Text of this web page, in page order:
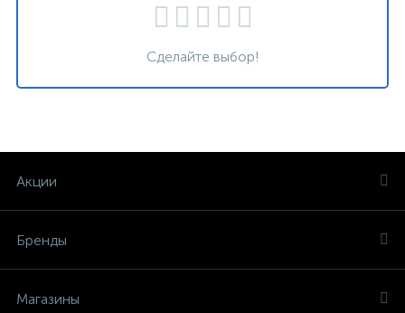
Сделайте выбор!
Акции
Бренды
Магазины